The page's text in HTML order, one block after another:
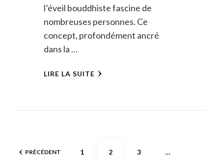
l’éveil bouddhiste fascine de
nombreuses personnes. Ce
concept, profondément ancré
dans la …
LIRE LA SUITE
Pagination
PRÉCÉDENT PAGE
1 PAGE
2 PAGE
3 …